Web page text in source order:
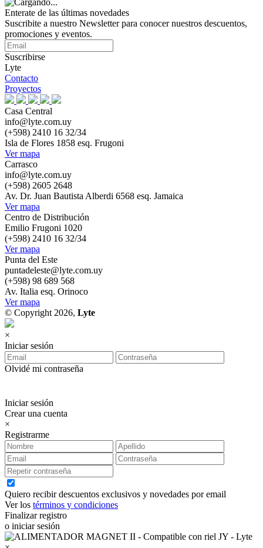
Enterate de las últimas novedades
Suscribite a nuestro Newsletter para conocer nuestros descuentos,
promociones y eventos.
Suscribirse
Lyte
Contacto
Proyectos
Casa Central
info@lyte.com.uy
(+598) 2410 16 32/34
Isla de Flores 1858 esq. Frugoni
Ver mapa
Carrasco
info@lyte.com.uy
(+598) 2605 2648
Av. Dr. Juan Bautista Alberdi 6568 esq. Jamaica
Ver mapa
Centro de Distribución
Emilio Frugoni 1020
(+598) 2410 16 32/34
Ver mapa
Punta del Este
puntadeleste@lyte.com.uy
(+598) 98 689 568
Av. Italia esq. Orinoco
Ver mapa
© Copyright 2026, Lyte
×
Iniciar sesión
Olvidé mi contraseña
Iniciar sesión
Crear una cuenta
×
Registrarme
Quiero recibir descuentos exclusivos y novedades por email
Ver los términos y condiciones
Finalizar registro
o iniciar sesión